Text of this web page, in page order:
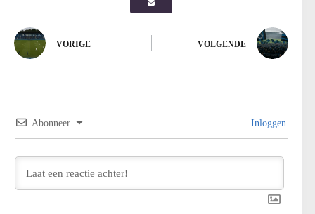
VORIGE VOLGENDE
Abonneer Inloggen